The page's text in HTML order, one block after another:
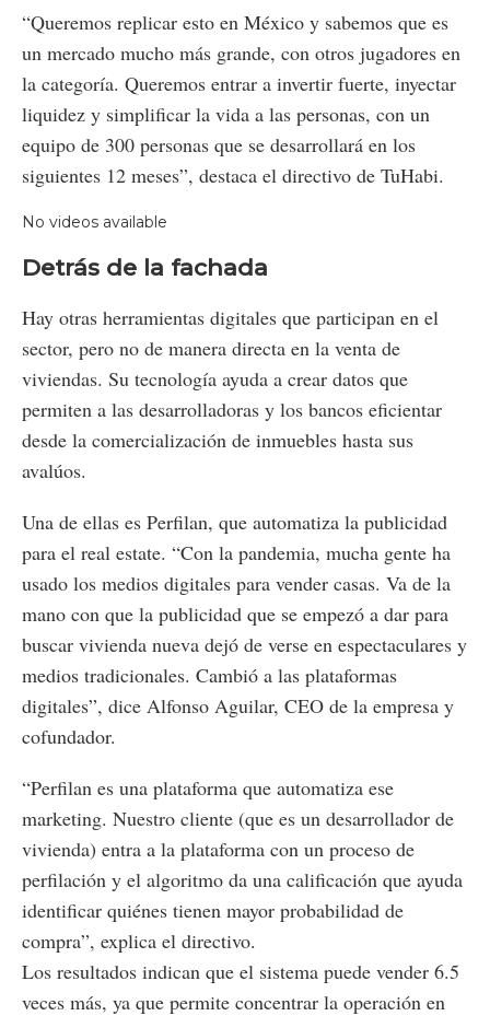
“Queremos replicar esto en México y sabemos que es
un mercado mucho más grande, con otros jugadores en
la categoría. Queremos entrar a invertir fuerte, inyectar
liquidez y simplificar la vida a las personas, con un
equipo de 300 personas que se desarrollará en los
siguientes 12 meses”, destaca el directivo de TuHabi.
No videos available
Detrás de la fachada
Hay otras herramientas digitales que participan en el
sector, pero no de manera directa en la venta de
viviendas. Su tecnología ayuda a crear datos que
permiten a las desarrolladoras y los bancos eficientar
desde la comercialización de inmuebles hasta sus
avalúos.
Una de ellas es Perfilan, que automatiza la publicidad
para el real estate. “Con la pandemia, mucha gente ha
usado los medios digitales para vender casas. Va de la
mano con que la publicidad que se empezó a dar para
buscar vivienda nueva dejó de verse en espectaculares y
medios tradicionales. Cambió a las plataformas
digitales”, dice Alfonso Aguilar, CEO de la empresa y
cofundador.
“Perfilan es una plataforma que automatiza ese
marketing. Nuestro cliente (que es un desarrollador de
vivienda) entra a la plataforma con un proceso de
perfilación y el algoritmo da una calificación que ayuda
identificar quiénes tienen mayor probabilidad de
compra”, explica el directivo.
Los resultados indican que el sistema puede vender 6.5
veces más, ya que permite concentrar la operación en